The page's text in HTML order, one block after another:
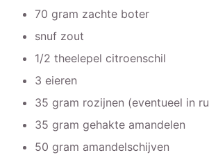
70 gram zachte boter
snuf zout
1/2 theelepel citroenschil
3 eieren
35 gram rozijnen (eventueel in
35 gram gehakte amandelen
50 gram amandelschijven